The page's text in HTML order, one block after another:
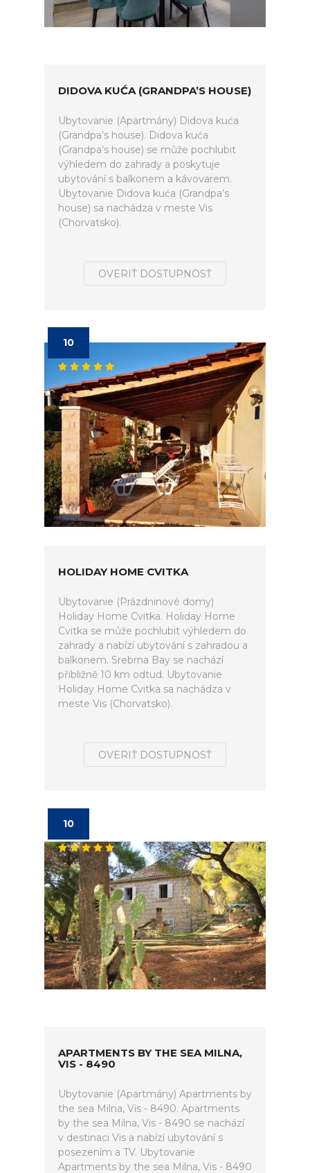
DIDOVA KUĆA (GRANDPA’S HOUSE)
Ubytovanie (Apartmány) Didova kuća
(Grandpa’s house). Didova kuća
(Grandpa’s house) se může pochlubit
výhledem do zahrady a poskytuje
ubytování s balkonem a kávovarem.
Ubytovanie Didova kuća (Grandpa’s
house) sa nachádza v meste Vis
(Chorvatsko).
OVERIŤ DOSTUPNOSŤ
10
HOLIDAY HOME CVITKA
Ubytovanie (Prázdninové domy)
Holiday Home Cvitka. Holiday Home
Cvitka se může pochlubit výhledem do
zahrady a nabízí ubytování s zahradou a
balkonem. Srebrna Bay se nachází
přibližně 10 km odtud. Ubytovanie
Holiday Home Cvitka sa nachádza v
meste Vis (Chorvatsko).
OVERIŤ DOSTUPNOSŤ
10
APARTMENTS BY THE SEA MILNA,
VIS - 8490
Ubytovanie (Apartmány) Apartments by
the sea Milna, Vis - 8490. Apartments
by the sea Milna, Vis - 8490 se nachází
v destinaci Vis a nabízí ubytování s
posezením a TV. Ubytovanie
Apartments by the sea Milna, Vis - 8490